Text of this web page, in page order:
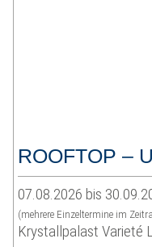
ROOFTOP –
07.08.2026 bis
(mehrere Einzeltermine im
Krystallpalast Varieté